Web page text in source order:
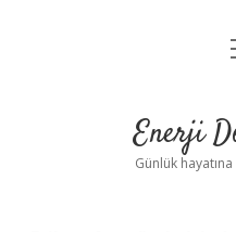
Enerji
Günlük